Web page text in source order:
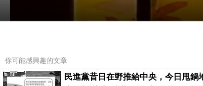
你可能感興趣的文章
民進黨昔日在野推給中央，今日甩鍋